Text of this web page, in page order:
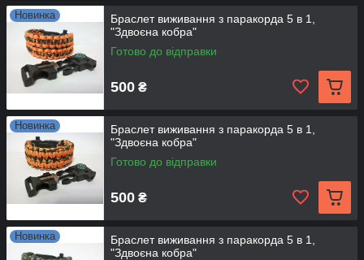
Новинка
Браслет виживання з паракорда 5 в 1,
"Здвоєна кобра"
Готово до відправки
500 ₴
Новинка
Браслет виживання з паракорда 5 в 1,
"Здвоєна кобра"
Готово до відправки
500 ₴
Новинка
Браслет виживання з паракорда 5 в 1,
"Здвоєна кобра"